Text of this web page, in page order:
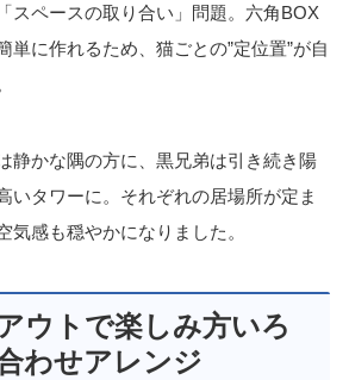
スペースの取り合い」問題。六角BOX
単に作れるため、猫ごとの”定位置”が自
静かな隅の方に、黒兄弟は引き続き陽
いタワーに。それぞれの居場所が定ま
気感も穏やかになりました。
ウトで楽しみ方いろ
わせアレンジ